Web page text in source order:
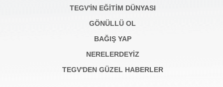
TEGV'İN EĞİTİM DÜNYASI
GÖNÜLLÜ OL
BAĞIŞ YAP
NERELERDEYİZ
TEGV'DEN GÜZEL HABERLER